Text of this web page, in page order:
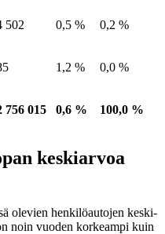
502 0,5 % 0,2 %
1,2 % 0,0 %
756 015 0,6 % 100,0 %
keskiarvoa
olevien henkilöautojen keski-
noin vuoden korkeampi kuin